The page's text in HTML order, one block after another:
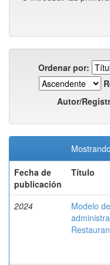
Ordenar por:
Autor/
Fecha de
publicación
Título
2024
Modelo